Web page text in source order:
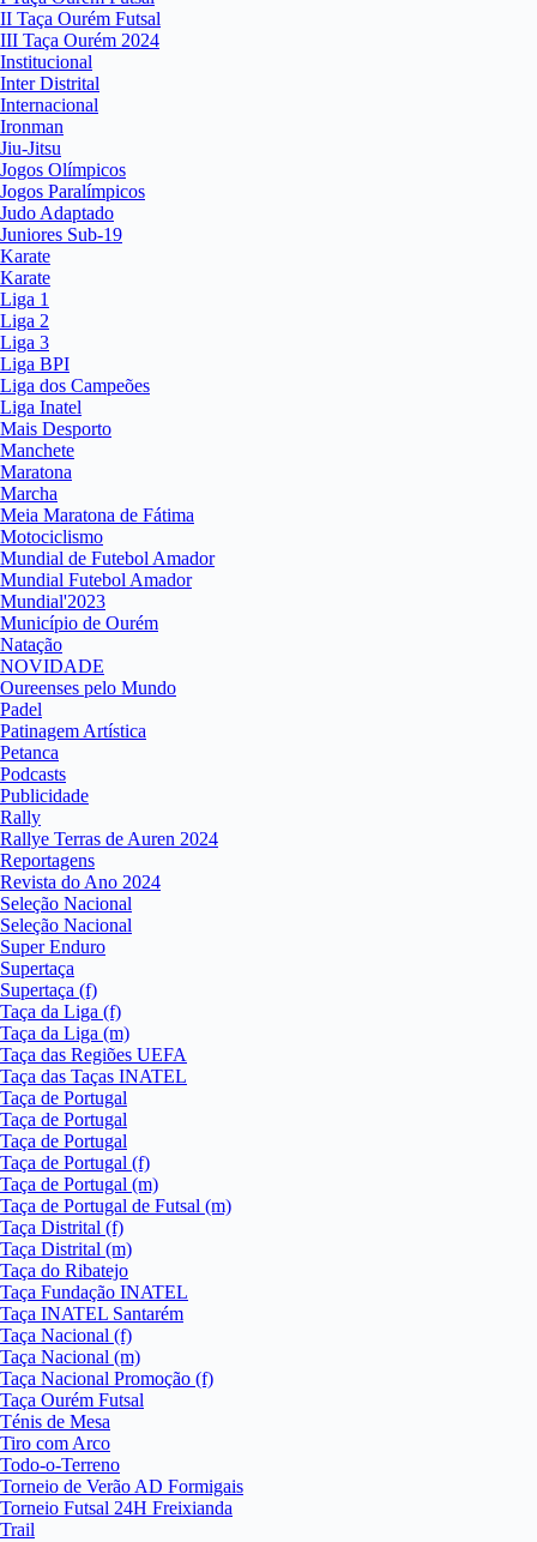
II Taça Ourém Futsal
III Taça Ourém 2024
Institucional
Inter Distrital
Internacional
Ironman
Jiu-Jitsu
Jogos Olímpicos
Jogos Paralímpicos
Judo Adaptado
Juniores Sub-19
Karate
Karate
Liga 1
Liga 2
Liga 3
Liga BPI
Liga dos Campeões
Liga Inatel
Mais Desporto
Manchete
Maratona
Marcha
Meia Maratona de Fátima
Motociclismo
Mundial de Futebol Amador
Mundial Futebol Amador
Mundial'2023
Município de Ourém
Natação
NOVIDADE
Oureenses pelo Mundo
Padel
Patinagem Artística
Petanca
Podcasts
Publicidade
Rally
Rallye Terras de Auren 2024
Reportagens
Revista do Ano 2024
Seleção Nacional
Seleção Nacional
Super Enduro
Supertaça
Supertaça (f)
Taça da Liga (f)
Taça da Liga (m)
Taça das Regiões UEFA
Taça das Taças INATEL
Taça de Portugal
Taça de Portugal
Taça de Portugal
Taça de Portugal (f)
Taça de Portugal (m)
Taça de Portugal de Futsal (m)
Taça Distrital (f)
Taça Distrital (m)
Taça do Ribatejo
Taça Fundação INATEL
Taça INATEL Santarém
Taça Nacional (f)
Taça Nacional (m)
Taça Nacional Promoção (f)
Taça Ourém Futsal
Ténis de Mesa
Tiro com Arco
Todo-o-Terreno
Torneio de Verão AD Formigais
Torneio Futsal 24H Freixianda
Trail